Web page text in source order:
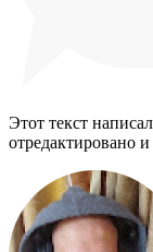
Этот текст
отредактировано